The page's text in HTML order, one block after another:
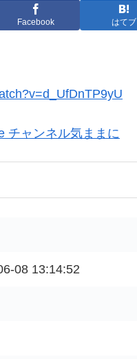
Facebook はてブ
チャンネル気ままに
08 13:14:52